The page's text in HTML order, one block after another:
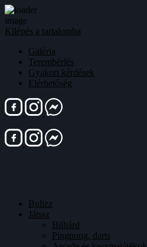
Kilépés a tartalomba
Galéria
Terembérlés
Gyakori kérdések
Elérhetőség
Bulizz
Játssz
Billiárd
Pingpong, darts